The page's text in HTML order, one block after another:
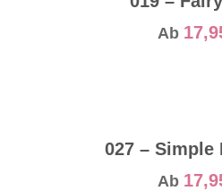
Ab
027 – Simple
Ab